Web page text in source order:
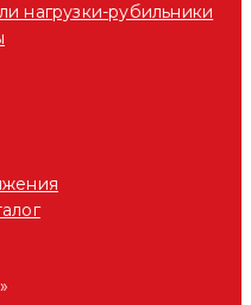
нагрузки-рубильники